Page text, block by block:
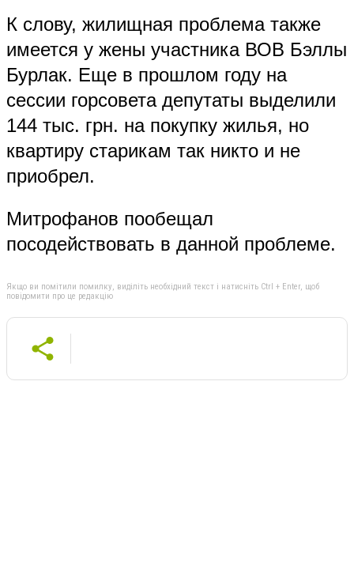
К слову, жилищная проблема также
имеется у жены участника ВОВ Бэллы
Бурлак. Еще в прошлом году на
сессии горсовета депутаты выделили
144 тыс. грн. на покупку жилья, но
квартиру старикам так никто и не
приобрел.
Митрофанов пообещал
посодействовать в данной проблеме.
Якщо ви помітили помилку, виділіть необхідний текст і натисніть Ctrl + Enter, щоб
повідомити про це редакцію